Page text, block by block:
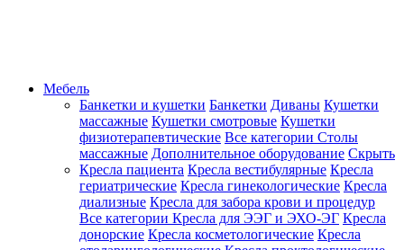
Мебель
Банкетки и кушетки Банкетки Диваны Кушетки
массажные Кушетки смотровые Кушетки
физиотерапевтические Все категории Столы
массажные Дополнительное оборудование Скрыть
Кресла пациента Кресла вестибулярные Кресла
гериатрические Кресла гинекологические Кресла
диализные Кресла для забора крови и процедур
Все категории Кресла для ЭЭГ и ЭХО-ЭГ Кресла
донорские Кресла косметологические Кресла